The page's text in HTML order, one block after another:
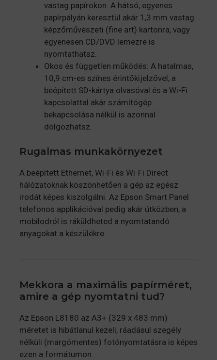
vastag papírokon. A hátsó, egyenes
papírpályán keresztül akár 1,3 mm vastag
képzőművészeti (fine art) kartonra, vagy
egyenesen CD/DVD lemezre is
nyomtathatsz.
Okos és független működés: A hatalmas,
10,9 cm-es színes érintőkijelzővel, a
beépített SD-kártya olvasóval és a Wi-Fi
kapcsolattal akár számítógép
bekapcsolása nélkül is azonnal
dolgozhatsz.
Rugalmas munkakörnyezet
A beépített Ethernet, Wi-Fi és Wi-Fi Direct
hálózatoknak köszönhetően a gép az egész
irodát képes kiszolgálni. Az Epson Smart Panel
telefonos applikációval pedig akár útközben, a
mobilodról is ráküldheted a nyomtatandó
anyagokat a készülékre.
Mekkora a maximális papírméret,
amire a gép nyomtatni tud?
Az Epson L8180 az A3+ (329 x 483 mm)
méretet is hibátlanul kezeli, ráadásul szegély
nélküli (margómentes) fotónyomtatásra is képes
ezen a formátumon.